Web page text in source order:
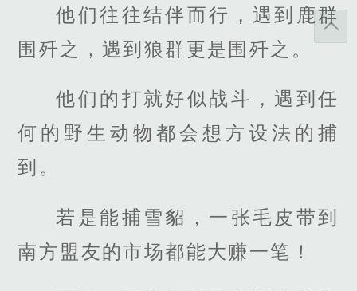
他们往往结伴而行，遇到鹿群
围歼之，遇到狼群更是围歼之。
他们的打就好似战斗，遇到任
何的野生动物都会想方设法的捕
到。
若是能捕雪貂，一张毛皮带到
南方盟友的市场都能大赚一笔！